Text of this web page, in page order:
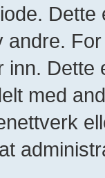
andre.
inn.
med